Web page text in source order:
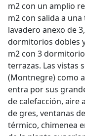
m2 con un amplio
m2 con salida a
lavadero anexo de
dormitorios dobles
m2 con 3
terrazas. Las vistas
(Montnegre) como
entra por sus
de calefacción, aire
de gres, ventanas
térmico, chimenea